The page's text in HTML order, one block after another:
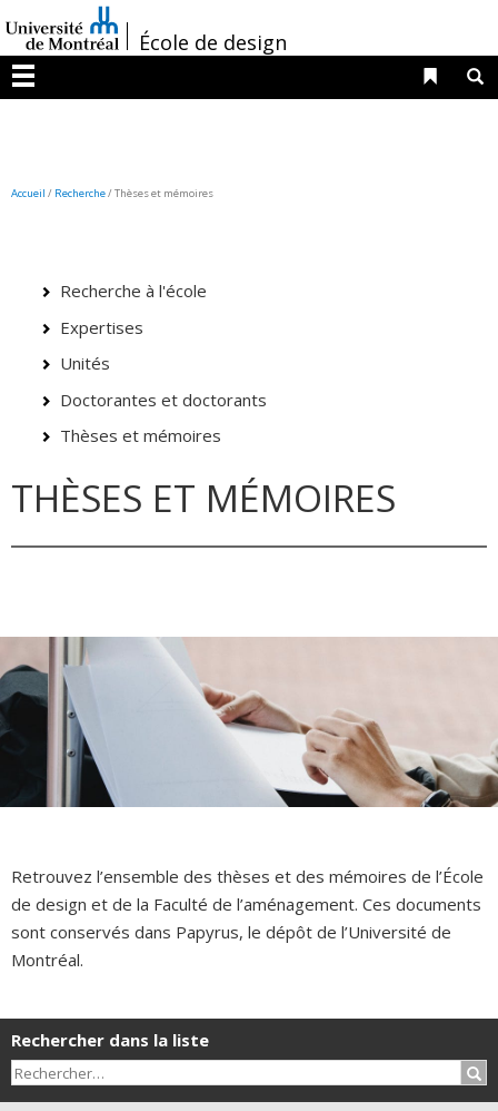
au
contenu
/École de design
Menu
Liens
Accueil / Recherche/Thèses et mémoires
Recherche à l'école
Expertises
Unités
Doctorantes et doctorants
Thèses et mémoires
THÈSES ET MÉMOIRES
Retrouvez l’ensemble des thèses et des mémoires de l’École
de design et de la Faculté de l’aménagement. Ces documents
sont conservés dans Papyrus, le dépôt de l’Université de
Montréal.
Rechercher dans la liste